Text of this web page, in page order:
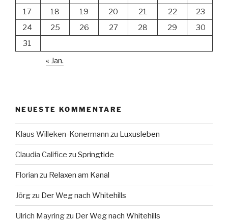
17
18 19 20 21 22
23
24
25 26 27 28 29
30
31
« Jan.
NEUESTE KOMMENTARE
Klaus Willeken-Konermann zu Luxusleben
Claudia Califice zu Springtide
Florian zu Relaxen am Kanal
Jörgzu Der Weg nach Whitehills
Ulrich Mayringzu Der Weg nach Whitehills